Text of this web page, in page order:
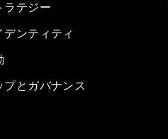
ラテジー
ンティティ
プとガバナンス